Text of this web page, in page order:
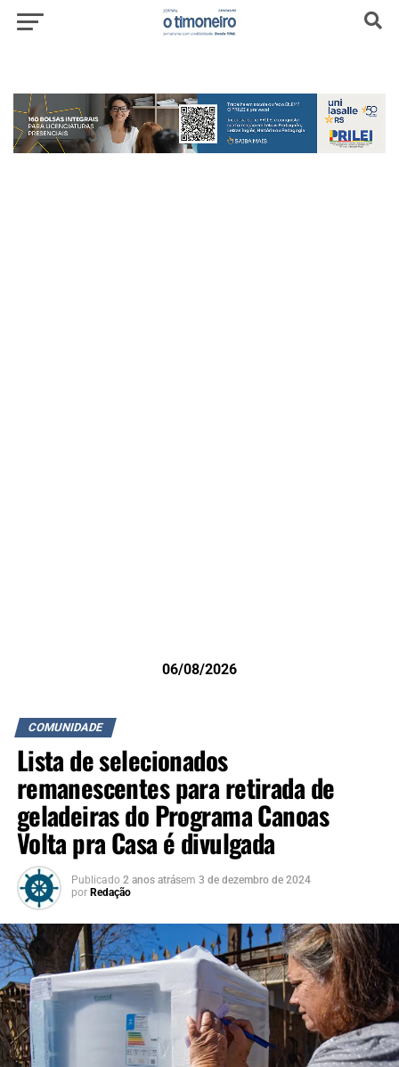
06/08/2026
COMUNIDADE
Lista de selecionados
remanescentes para retirada de
geladeiras do Programa Canoas
Volta pra Casa é divulgada
Publicado 2 anos atrásem 3 de dezembro de 2024
por Redação